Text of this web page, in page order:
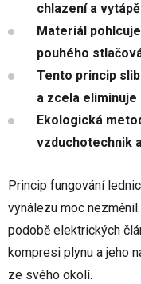
chlazení a
Materiál
pouhého
Tento princip
a zcela
Ekologická
vzduchotechnik
Princip fungování
vynálezu moc
podobě elektrických
kompresi plynu a jeho
ze svého okolí.